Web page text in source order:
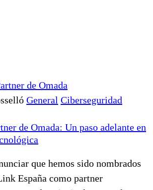
General Ciberseguridad
de Omada: Un paso adelante en
que hemos sido nombrados
España como partner